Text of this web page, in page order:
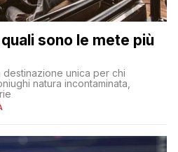
sono le mete più
unica per chi
natura incontaminata,